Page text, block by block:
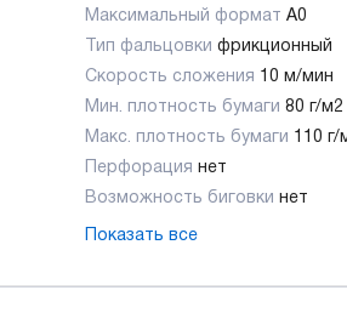
Максимальный формат А0
Тип фальцовки фрикционный
Скорость сложения 10 м/мин
Мин. плотность бумаги 80 г/м2
Макс. плотность бумаги 110 г/
Перфорация нет
Возможность биговки нет
Показать все